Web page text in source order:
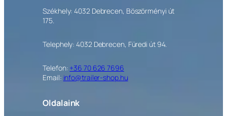
Székhely: 4032 Debrecen, Böszörményi út
175.
Telephely: 4032 Debrecen, Füredi út 94.
Telefon: +36 70 626 7696
Email: info@trailer-shop.hu
Oldalaink